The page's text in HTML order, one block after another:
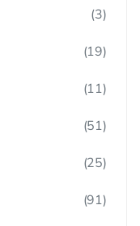
(3)
(19)
(11)
(51)
(25)
(91)